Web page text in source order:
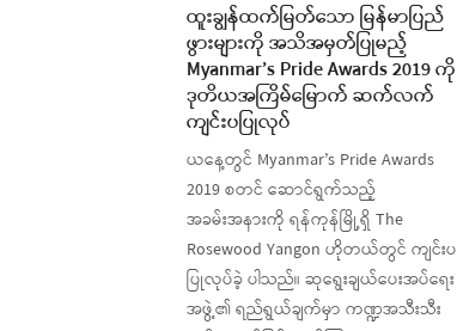
ထူးချွန်ထက်မြတ်‌သော မြန်မာပြည်
ဖွားများကို အသိအမှတ်ပြုမည့်
Myanmar’s Pride Awards 2019 ကို
ဒုတိယအကြိမ်မြောက် ဆက်လက်
ကျင်းပပြုလုပ်
ယနေ့တွင် Myanmar’s Pride Awards
2019 စတင် ဆောင်ရွက်သည့်
အခမ်းအနားကို ရန်ကုန်မြို့ရှိ The
Rosewood Yangon ဟိုတယ်တွင် ကျင်းပ
ပြုလုပ်ခဲ့ ပါသည်။ ဆုရွေးချယ်ပေးအပ်ရေး
အဖွဲ့၏ ရည်ရွယ်ချက်မှာ ကဏ္ဍအသီးသီး